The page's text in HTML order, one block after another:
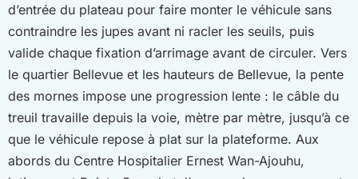
d’entrée du plateau pour faire monter le véhicule sans
contraindre les jupes avant ni racler les seuils, puis
valide chaque fixation d’arrimage avant de circuler. Vers
le quartier Bellevue et les hauteurs de Bellevue, la pente
des mornes impose une progression lente : le câble du
treuil travaille depuis la voie, mètre par mètre, jusqu’à ce
que le véhicule repose à plat sur la plateforme. Aux
abords du Centre Hospitalier Ernest Wan-Ajouhu,